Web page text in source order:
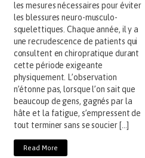
les mesures nécessaires pour éviter
les blessures neuro-musculo-
squelettiques. Chaque année, il y a
une recrudescence de patients qui
consultent en chiropratique durant
cette période exigeante
physiquement. L’observation
n’étonne pas, lorsque l’on sait que
beaucoup de gens, gagnés par la
hâte et la fatigue, s’empressent de
tout terminer sans se soucier […]
Read More